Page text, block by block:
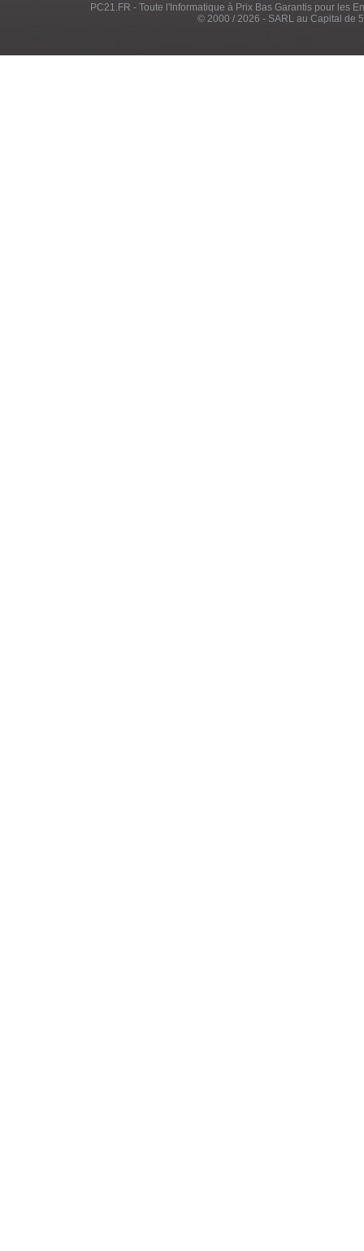
PC21.FR - Toute l'Informatique à Prix Bas Garantis pour les
© 2000 / 2026 - SARL au Capital de